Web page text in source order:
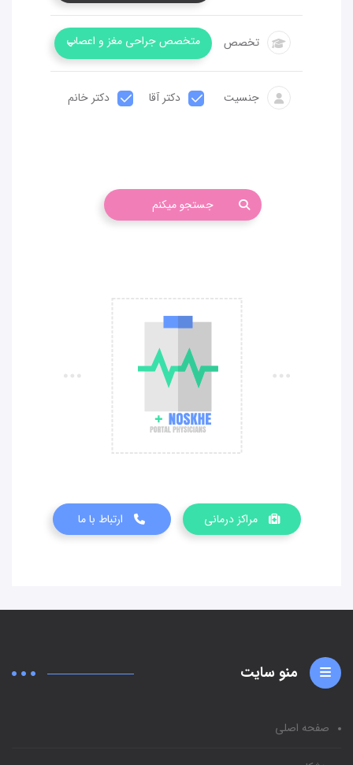
تخصص متخصص جراحی مغز و اعصاب
جنسیت دکتر آقا دکتر خانم
جستجو میکنم
مراکز درمانی ارتباط با ما
منو سایت
صفحه اصلی